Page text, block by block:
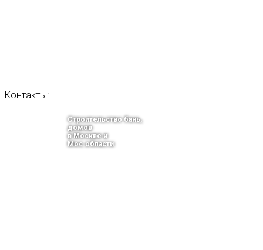
Контакты:
Строительство бань,
домов
в Москве и
Мос.области